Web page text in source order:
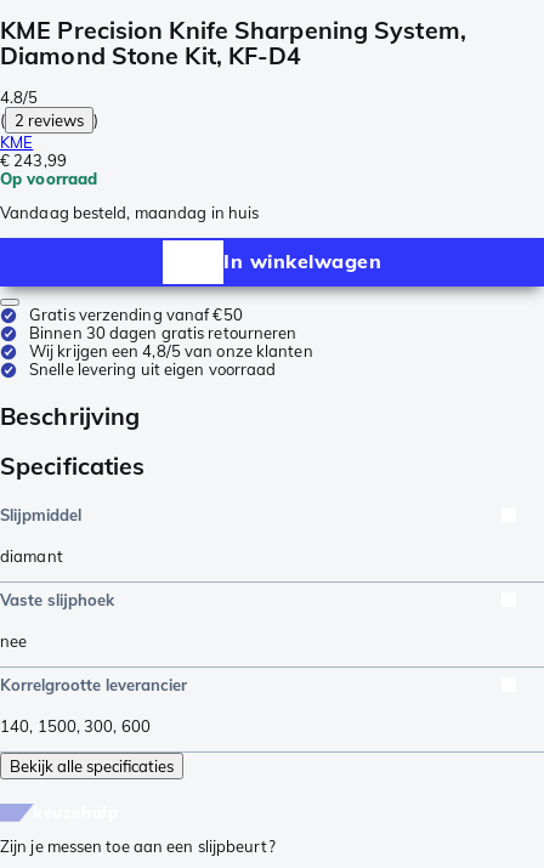
KME Precision Knife Sharpening System,
Diamond Stone Kit, KF-D4
4.8/5
( 2 reviews )
KME
€ 243,99
Op voorraad
Vandaag besteld, maandag in huis
In winkelwagen
Gratis verzending vanaf €50
Binnen 30 dagen gratis retourneren
Wij krijgen een 4,8/5 van onze klanten
Snelle levering uit eigen voorraad
Beschrijving
Specificaties
Slijpmiddel
diamant
Vaste slijphoek
nee
Korrelgrootte leverancier
140, 1500,300, 600
Bekijk alle specificaties
Zijn je messen toe aan een slijpbeurt?